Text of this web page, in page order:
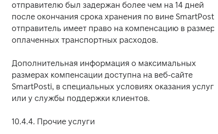
отправителю был задержан более чем на 14 дней
после окончания срока хранения по вине SmartPosti,
отправитель имеет право на компенсацию в
оплаченных транспортных расходов.
Дополнительная информация о максимальных
размерах компенсации доступна на веб-сайте
SmartPosti, в специальных условиях оказания услуг
или у службы поддержки клиентов.
10.4.4. Прочие услуги